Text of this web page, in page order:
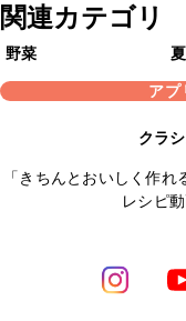
関連カテゴリ
野菜
アプ
クラ
「きちんとおいしく作
レシピ